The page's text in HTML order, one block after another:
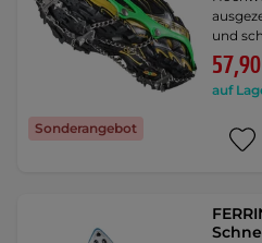
Sonderangebot
und
auf